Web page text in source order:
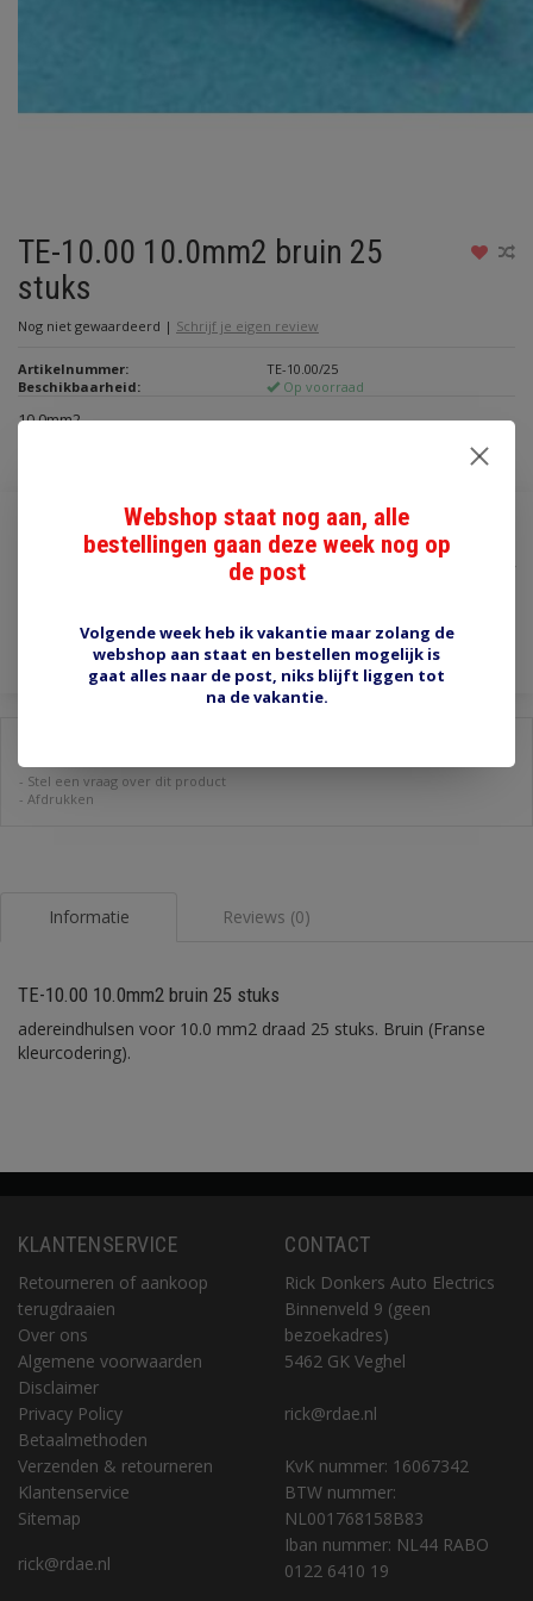
TE-10.00 10.0mm2 bruin 25
stuks
Nog niet gewaardeerd | Schrijf je eigen review
Artikelnummer:
TE-10.00/25
Beschikbaarheid:
Op voorraad
10.0mm2
- Stel een vraag over dit product
- Afdrukken
Informatie Reviews (0)
TE-10.00 10.0mm2 bruin 25 stuks
adereindhulsen voor 10.0 mm2 draad 25 stuks. Bruin (Franse
kleurcodering).
KLANTENSERVICE
Retourneren of aankoop
terugdraaien
Over ons
Algemene voorwaarden
Disclaimer
Privacy Policy
Betaalmethoden
Verzenden & retourneren
Klantenservice
Sitemap
rick@rdae.nl
CONTACT
Rick Donkers Auto Electrics
Binnenveld 9 (geen
bezoekadres)
5462 GK Veghel
rick@rdae.nl
KvK nummer: 16067342
BTW nummer:
NL001768158B83
Iban nummer: NL44 RABO
0122 6410 19
Webshop staat nog aan, alle
bestellingen gaan deze week nog op
de post
Volgende week heb ik vakantie maar zolang de
webshop aan staat en bestellen mogelijk is
gaat alles naar de post, niks blijft liggen tot
na de vakantie.